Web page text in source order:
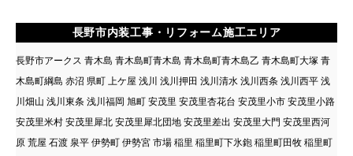
長野市内装工事・リフォーム施工エリア
長野市アークス 青木島 青木島町青木島 青木島町青木島乙 青木島町大塚 青
木島町綱島 赤沼 県町 上ケ屋 浅川 浅川押田 浅川清水 浅川西条 浅川西平 浅
川畑山 浅川東条 浅川福岡 旭町 安茂里 安茂里杏花台 安茂里小市 安茂里小路
安茂里米村 安茂里犀北 安茂里犀北団地 安茂里差出 安茂里大門 安茂里西河
原 荒屋 石渡 泉平 伊勢町 伊勢宮 市場 稲里 稲里町下氷鉋 稲里町田牧 稲里町